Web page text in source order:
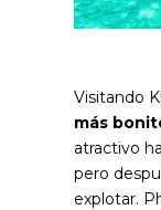
Visitando
más
atractivo
pero
explotar.